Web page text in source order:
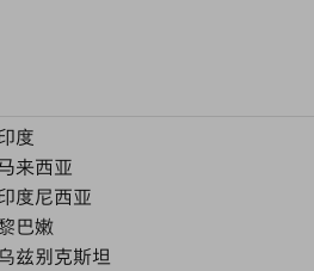
度
来西亚
度尼西亚
巴嫩
兹别克斯坦